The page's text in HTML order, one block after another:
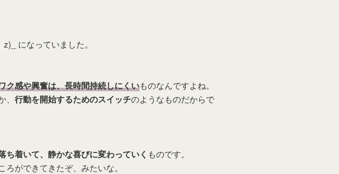
になっていました。
ク感や興奮は、長時間持続しにくいものなんですよね。
行動を開始するためのスイッチのようなものだからで
ち着いて、静かな喜びに変わっていく ものです。
ができてきたぞ、みたいな。